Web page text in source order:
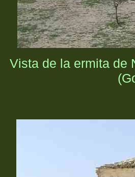
Vista de la ermita de